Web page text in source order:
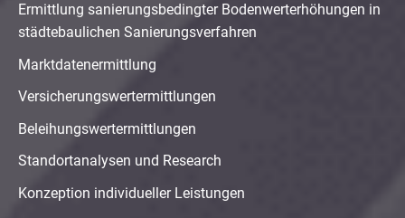
Ermittlung sanierungsbedingter Bodenwerterhöhungen in
städtebaulichen Sanierungsverfahren
Marktdatenermittlung
Versicherungswertermittlungen
Beleihungswertermittlungen
Standortanalysen und Research
Konzeption individueller Leistungen